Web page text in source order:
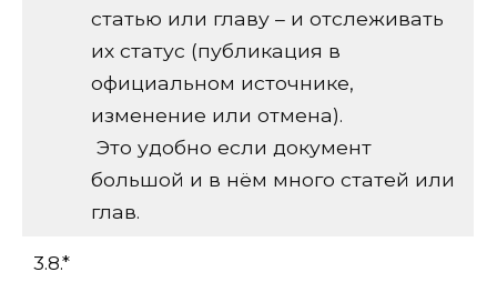
статью или главу – и отслеживать
их статус (публикация в
официальном источнике,
изменение или отмена).
Это удобно если документ
большой и в нём много статей или
глав.
3.8.*